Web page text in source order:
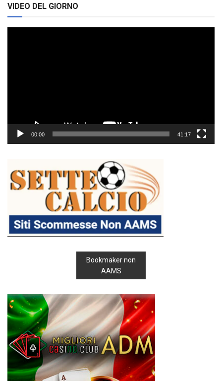
VIDEO DEL GIORNO
00:00 41:17
Bookmaker non
AAMS